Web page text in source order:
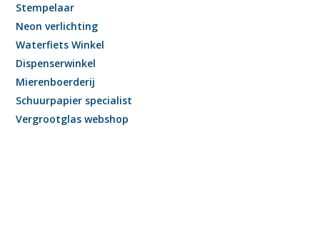
Stempelaar
Neon verlichting
Waterfiets Winkel
Dispenserwinkel
Mierenboerderij
Schuurpapier specialist
Vergrootglas webshop